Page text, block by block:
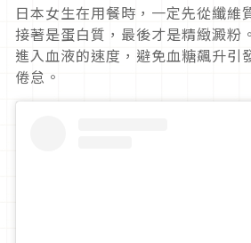
日本女生在用餐時，一定先從纖維
接著是蛋白質，最後才是精緻澱粉
進入血液的速度，避免血糖飆升引
倦怠。